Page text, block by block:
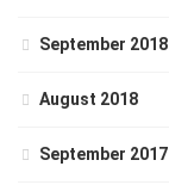
September 2018
August 2018
September 2017